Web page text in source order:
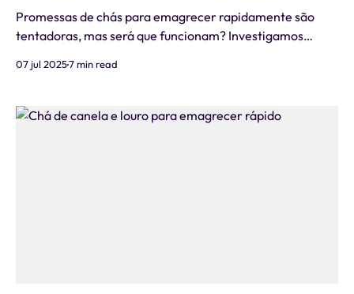
Promessas de chás para emagrecer rapidamente são
tentadoras, mas será que funcionam? Investigamos
eliminar 1kg por dia e revelamos a verdade por trás
Emagrecimento Saudável Para entender seu corpo e com
07 jul 20257 min read